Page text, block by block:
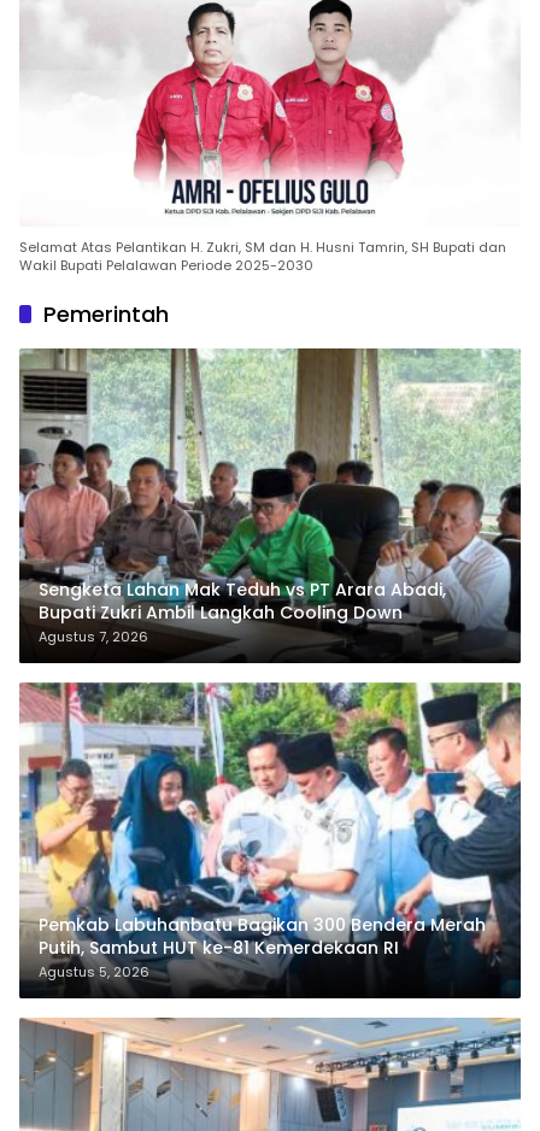
Selamat Atas Pelantikan H. Zukri, SM dan H. Husni Tamrin, SH Bupati dan
Wakil Bupati Pelalawan Periode 2025-2030
Pemerintah
Sengketa Lahan Mak Teduh vs PT Arara Abadi,
Bupati Zukri Ambil Langkah Cooling Down
Agustus 7, 2026
Pemkab Labuhanbatu Bagikan 300 Bendera Merah
Putih, Sambut HUT ke-81 Kemerdekaan RI
Agustus 5, 2026